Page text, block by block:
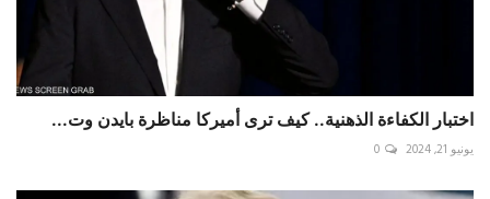
اختبار الكفاءة الذهنية.. كيف ترى أميركا مناظرة بايدن وت...
يونيو 21, 2024 0